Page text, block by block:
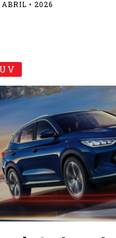
ABRIL • 2026